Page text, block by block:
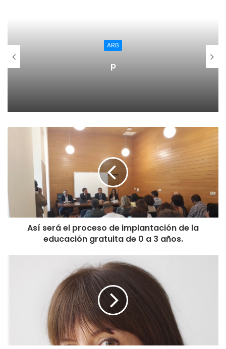
ARB
p
Así será el proceso de implantación de la
educación gratuita de 0 a 3 años.